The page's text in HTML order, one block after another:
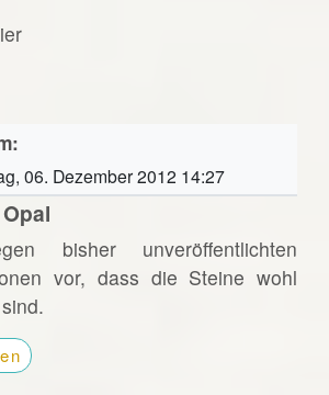
06. Dezember 2012 14:27
bisher unveröffentlichten
vor, dass die Steine wohl